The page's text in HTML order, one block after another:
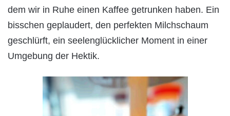
dem wir in Ruhe einen Kaffee getrunken haben. Ein
bisschen geplaudert, den perfekten Milchschaum
geschlürft, ein seelenglücklicher Moment in einer
Umgebung der Hektik.